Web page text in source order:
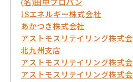
(名)田中プロパン
ISエネルギー株式会社
あかつき株式会社
アストモスリテイリング株式
北九州支店
アストモスリテイリング株式
アストモスリテイリング株式